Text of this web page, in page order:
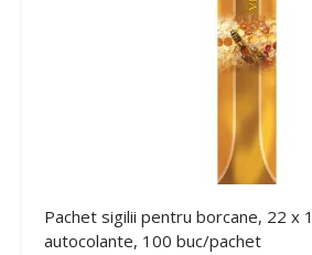
Pachet sigilii pentru borcane, 22 x
autocolante, 100 buc/pachet